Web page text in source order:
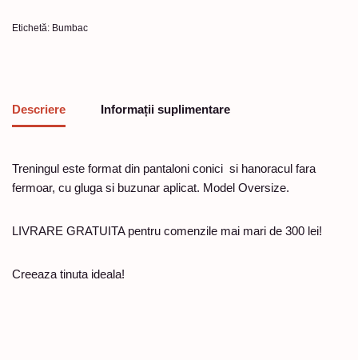
Etichetă: Bumbac
Descriere Informații suplimentare
Treningul este format din pantaloni conici si hanoracul fara
fermoar, cu gluga si buzunar aplicat. Model Oversize.
LIVRARE GRATUITA pentru comenzile mai mari de 300 lei!
Creeaza tinuta ideala!